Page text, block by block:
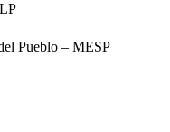
Pueblo – MESP